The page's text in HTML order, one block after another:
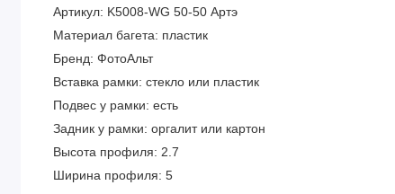
Артикул: K5008-WG 50-50 Артэ
Материал багета: пластик
Бренд: ФотоАльт
Вставка рамки: стекло или пластик
Подвес у рамки: есть
Задник у рамки: оргалит или картон
Высота профиля: 2.7
Ширина профиля: 5